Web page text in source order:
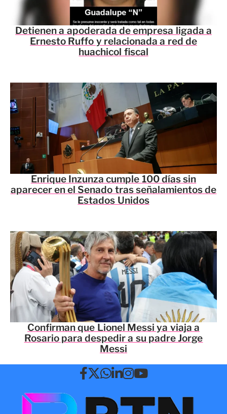
Detienen a apoderada de empresa ligada a
Ernesto Ruffo y relacionada a red de
huachicol fiscal
Enrique Inzunza cumple 100 días sin
aparecer en el Senado tras señalamientos de
Estados Unidos
Confirman que Lionel Messi ya viaja a
Rosario para despedir a su padre Jorge
Messi